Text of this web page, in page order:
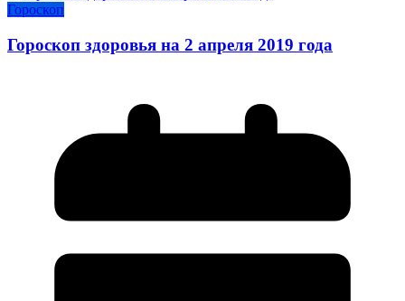
Гороскоп
Гороскоп здоровья на 2 апреля 2019 года